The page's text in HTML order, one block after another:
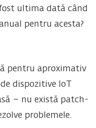
ultima dată când
pentru acesta?
pentru aproximativ
dispozitive IoT
– nu există patch-
problemele.